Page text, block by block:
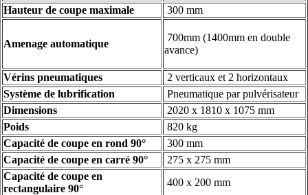
Hauteur de coupe maximale
300 mm
Amenage automatique
700mm (1400mm en double
avance)
Vérins pneumatiques
2 verticaux et 2 horizontaux
Système de lubrification
Pneumatique par pulvérisateur
Dimensions
2020 x 1810 x 1075 mm
Poids
820 kg
Capacité de coupe en rond 90°
300 mm
Capacité de coupe en carré 90°
275 x 275 mm
Capacité de coupe en
rectangulaire 90°
400 x 200 mm